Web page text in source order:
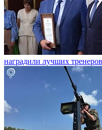
наградили лучших